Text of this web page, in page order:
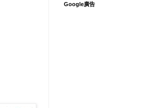
Google廣告